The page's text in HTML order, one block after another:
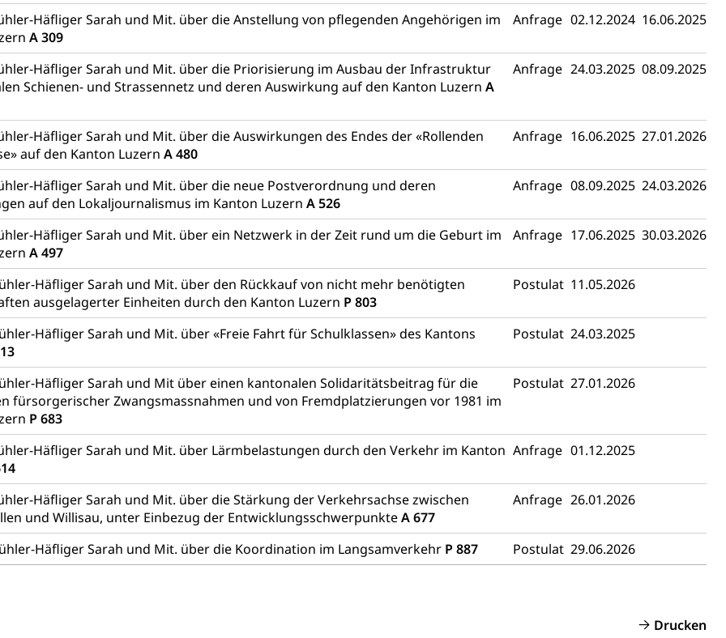
Häfliger Sarah und Mit. über die Anstellung von pflegenden Angehörigen im
A 309
Anfrage 02.12.2024 16.06.2025
Häfliger Sarah und Mit. über die Priorisierung im Ausbau der Infrastruktur
Schienen- und Strassennetz und deren Auswirkung auf den Kanton Luzern A
Anfrage 24.03.2025 08.09.2025
Häfliger Sarah und Mit. über die Auswirkungen des Endes der «Rollenden
auf den Kanton Luzern A 480
Anfrage 16.06.2025 27.01.2026
Häfliger Sarah und Mit. über die neue Postverordnung und deren
auf den Lokaljournalismus im Kanton Luzern A 526
Anfrage 08.09.2025 24.03.2026
Häfliger Sarah und Mit. über ein Netzwerk in der Zeit rund um die Geburt im
A 497
Anfrage 17.06.2025 30.03.2026
Häfliger Sarah und Mit. über den Rückkauf von nicht mehr benötigten
ausgelagerter Einheiten durch den Kanton Luzern P 803
Postulat 11.05.2026
Häfliger Sarah und Mit. über «Freie Fahrt für Schulklassen» des Kantons
Postulat 24.03.2025
Häfliger Sarah und Mit über einen kantonalen Solidaritätsbeitrag für die
fürsorgerischer Zwangsmassnahmen und von Fremdplatzierungen vor 1981 im
P 683
Postulat 27.01.2026
Häfliger Sarah und Mit. über Lärmbelastungen durch den Verkehr im Kanton Anfrage 01.12.2025
Häfliger Sarah und Mit. über die Stärkung der Verkehrsachse zwischen
und Willisau, unter Einbezug der EntwicklungsschwerpunkteA 677
Anfrage 26.01.2026
Häfliger Sarah und Mit. über die Koordination im Langsamverkehr P 887 Postulat 29.06.2026
Drucken
Katastrophenhilfe, Polizei, Feuerwehr, Gesundheitswesen, technische Betriebe, Alarmierung, Sirenentest
öffentliche Ordnung
Waffenschein, Waffenbüro, Waffentragen, Selbstverteidigung
und Pyrotechnik
Zivildienst ZIVI Erwerbsausfallentschädigung (WAS Luzern)
Schutzraum, Schutzraumbaupflicht
Frau und Mann
Gleichstellungsbüro, Mobbing
aller Geschlechter und Lebensformen
Gleichstellung Menschen mit Behinderungen
Gleichstellung
Gerichtsverfahren
Aufgaben und Verfahren Kosten im Zivilprozess
Konkurs